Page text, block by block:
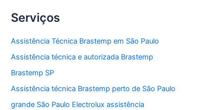
Serviços
Assistência Técnica Brastemp em São Paulo
Assistência técnica e autorizada Brastemp
Brastemp SP
Assistência técnica Brastemp perto de São Paulo
grande São Paulo Electrolux assistência